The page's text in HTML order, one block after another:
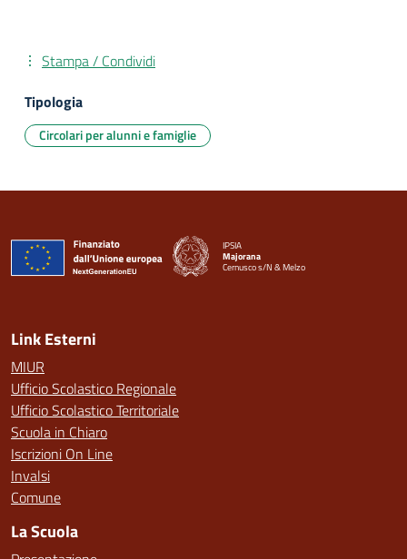
Stampa / Condividi
Tipologia
Circolari per alunni e famiglie
IPSIA
Majorana
Cernusco s/N & Melzo
Link Esterni
MIUR
Ufficio Scolastico Regionale
Ufficio Scolastico Territoriale
Scuola in Chiaro
Iscrizioni On Line
Invalsi
Comune
La Scuola